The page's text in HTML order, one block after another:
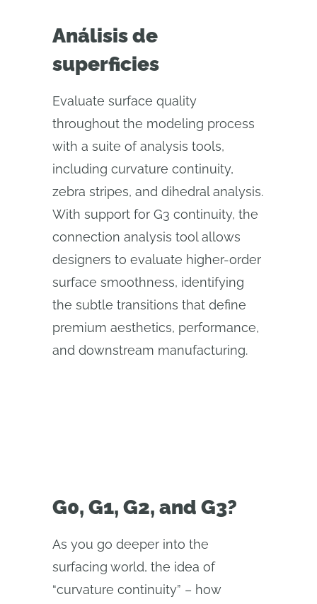
Análisis de
superficies
Evaluate surface quality
throughout the modeling process
with a suite of analysis tools,
including curvature continuity,
zebra stripes, and dihedral analysis.
With support for G3 continuity, the
connection analysis tool allows
designers to evaluate higher-order
surface smoothness, identifying
the subtle transitions that define
premium aesthetics, performance,
and downstream manufacturing.
G0, G1, G2, and G3?
As you go deeper into the
surfacing world, the idea of
“curvature continuity” – how